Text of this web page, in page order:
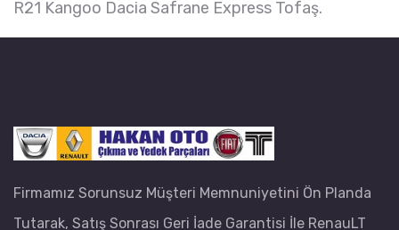
R21 Kangoo Dacia Safrane Express Tofaş.
Firmamız Sorunsuz Müşteri Memnuniyetini Ön Planda
Tutarak, Satış Sonrası Geri İade Garantisi İle RenauLT